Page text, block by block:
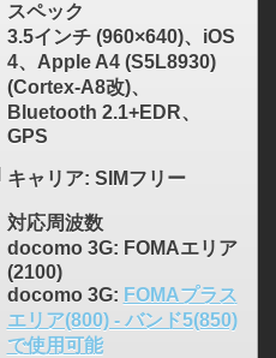
スペック
3.5インチ (960×640)、iOS
4、Apple A4 (S5L8930)
(Cortex-A8改)、
Bluetooth 2.1+EDR、
GPS
キャリア: SIMフリー
対応周波数
docomo 3G: FOMAエリア
(2100)
docomo 3G: FOMAプラス
エリア(800) - バンド5(850)
で使用可能